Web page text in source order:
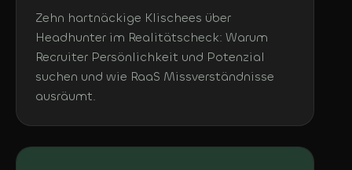
Zehn hartnäckige Klischees über
Headhunter im Realitätscheck: Warum
Recruiter Persönlichkeit und Potenzial
suchen und wie RaaS Missverständnisse
ausräumt.